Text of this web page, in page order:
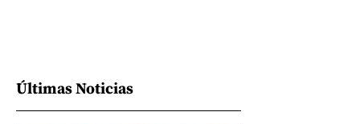
Últimas Noticias